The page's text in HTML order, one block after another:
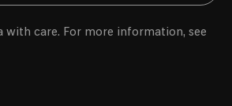
with care. For more information, see